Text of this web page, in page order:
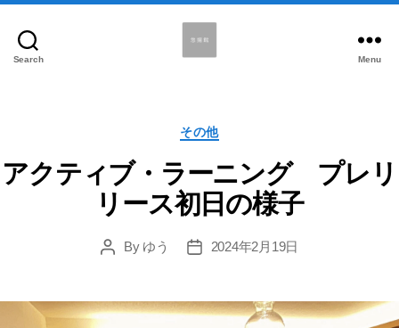
Search Menu
Categories
その他
アクティブ・ラーニング プレリ
リース初日の様子
PostBy ゆう
Post2024年2月19日